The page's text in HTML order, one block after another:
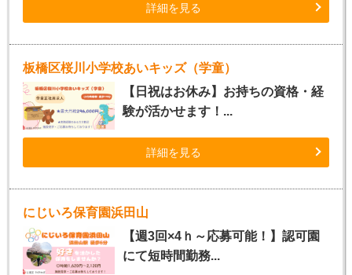
詳細を見る
板橋区桜川小学校あいキッズ（学童）
【日祝はお休み】お持ちの資格・経
験が活かせます！...
詳細を見る
にじいろ保育園浜田山
【週3回×4ｈ～応募可能！】認可園
にて短時間勤務...